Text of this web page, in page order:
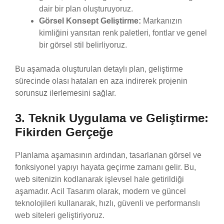
dair bir plan oluşturuyoruz.
Görsel Konsept Geliştirme: Markanızın
kimliğini yansıtan renk paletleri, fontlar ve genel
bir görsel stil belirliyoruz.
Bu aşamada oluşturulan detaylı plan, geliştirme
sürecinde olası hataları en aza indirerek projenin
sorunsuz ilerlemesini sağlar.
3. Teknik Uygulama ve Geliştirme:
Fikirden Gerçeğe
Planlama aşamasının ardından, tasarlanan görsel ve
fonksiyonel yapıyı hayata geçirme zamanı gelir. Bu,
web sitenizin kodlanarak işlevsel hale getirildiği
aşamadır. Acil Tasarım olarak, modern ve güncel
teknolojileri kullanarak, hızlı, güvenli ve performanslı
web siteleri geliştiriyoruz.